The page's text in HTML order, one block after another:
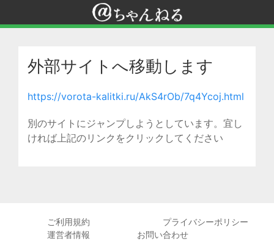
外部サイトへ移動します
https://vorota-kalitki.ru/AkS4rOb/7q4Ycoj.html
別のサイトにジャンプしようとしています。宜し
ければ上記のリンクをクリックしてください
ご利用規約
プライバシーポリシー
運営者情報
お問い合わせ